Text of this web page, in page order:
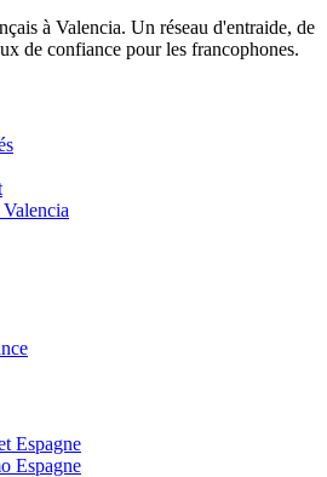
à Valencia. Un réseau d'entraide, de
de confiance pour les francophones.
Espagne
Espagne